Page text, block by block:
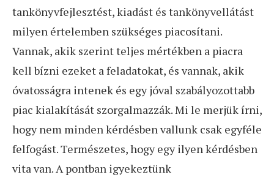
tankönyvfejlesztést, kiadást és tankönyvellátást
milyen értelemben szükséges piacosítani.
Vannak, akik szerint teljes mértékben a piacra
kell bízni ezeket a feladatokat, és vannak, akik
óvatosságra intenek és egy jóval szabályozottabb
piac kialakítását szorgalmazzák. Mi le merjük írni,
hogy nem minden kérdésben vallunk csak egyféle
felfogást. Természetes, hogy egy ilyen kérdésben
vita van. A pontban igyekeztünk